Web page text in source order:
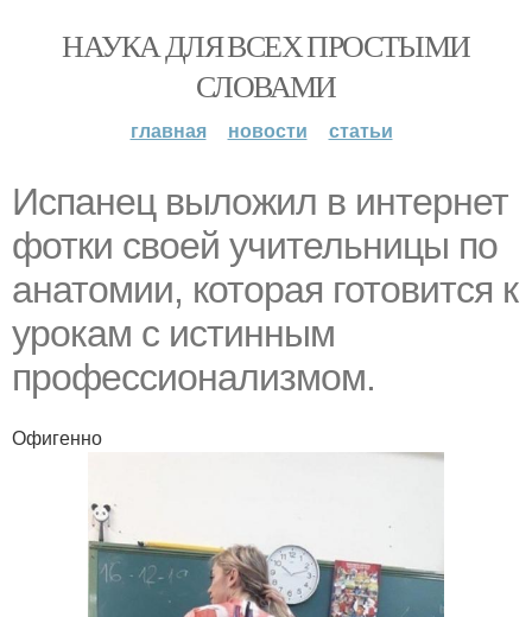
НАУКА ДЛЯ ВСЕХ ПРОСТЫМИ
СЛОВАМИ
главная новости статьи
Испанец выложил в интернет
фотки своей учительницы по
анатомии, которая готовится к
урокам с истинным
профессионализмом.
Офигенно